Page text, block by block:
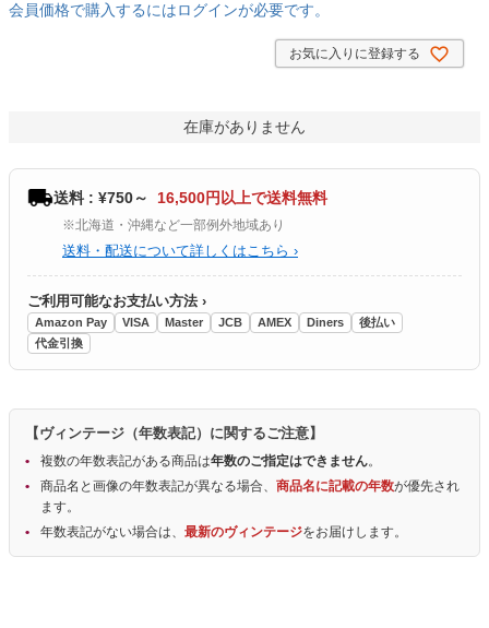
会員価格で購入するにはログインが必要です。
お気に入りに登録する
在庫がありません
送料 : ¥750～ 16,500円以上で送料無料
※北海道・沖縄など一部例外地域あり
送料・配送について詳しくはこちら ›
ご利用可能なお支払い方法 ›
Amazon Pay VISA Master JCB AMEX Diners
後払い
代金引換
【ヴィンテージ（年数表記）に関するご注意】
複数の年数表記がある商品は年数のご指定はできません。
商品名と画像の年数表記が異なる場合、 商品名に記載の年数が優先され
ます。
年数表記がない場合は、 最新のヴィンテージをお届けします。